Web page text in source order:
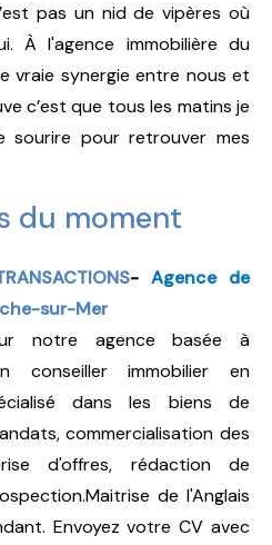
pas un nid de vipères où
À l'agence immobilière du
vraie synergie entre nous et
c’est que tous les matins je
sourire pour retrouver mes
du moment
- Agence de
sur-Mer
notre agence basée à
conseiller immobilier en
dans les biens de
commercialisation des
d'offres, rédaction de
de l'Anglais
Envoyez votre CV avec